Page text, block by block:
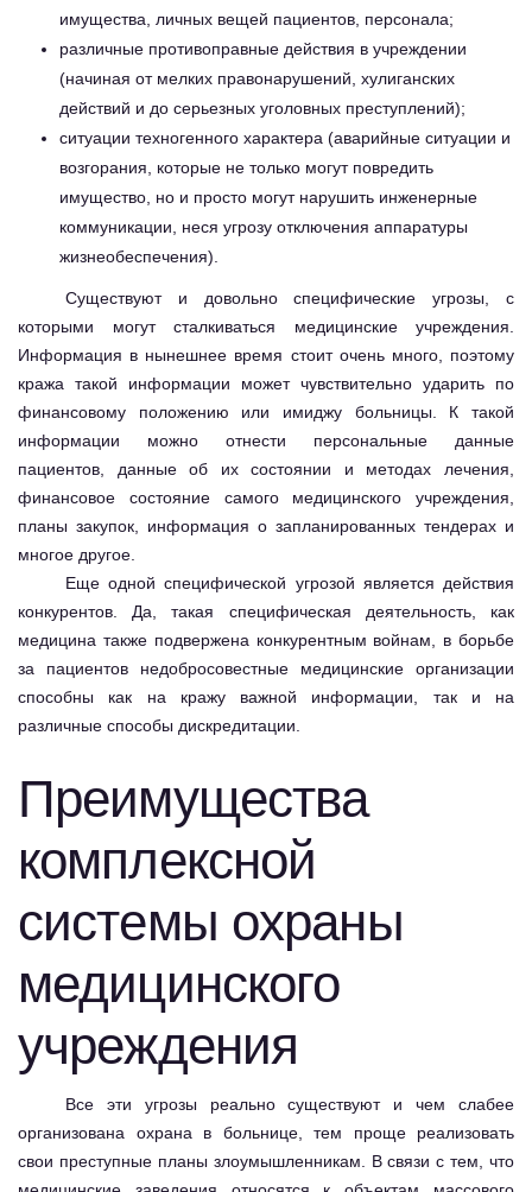
имущества, личных вещей пациентов, персонала;
различные противоправные действия в учреждении
(начиная от мелких правонарушений, хулиганских
действий и до серьезных уголовных преступлений);
ситуации техногенного характера (аварийные ситуации и
возгорания, которые не только могут повредить
имущество, но и просто могут нарушить инженерные
коммуникации, неся угрозу отключения аппаратуры
жизнеобеспечения).
Существуют и довольно специфические угрозы, с
которыми могут сталкиваться медицинские учреждения.
Информация в нынешнее время стоит очень много, поэтому
кража такой информации может чувствительно ударить по
финансовому положению или имиджу больницы. К такой
информации можно отнести персональные данные
пациентов, данные об их состоянии и методах лечения,
финансовое состояние самого медицинского учреждения,
планы закупок, информация о запланированных тендерах и
многое другое.
Еще одной специфической угрозой является действия
конкурентов. Да, такая специфическая деятельность, как
медицина также подвержена конкурентным войнам, в борьбе
за пациентов недобросовестные медицинские организации
способны как на кражу важной информации, так и на
различные способы дискредитации.
Преимущества
комплексной
системы охраны
медицинского
учреждения
Все эти угрозы реально существуют и чем слабее
организована охрана в больнице, тем проще реализовать
свои преступные планы злоумышленникам. В связи с тем, что